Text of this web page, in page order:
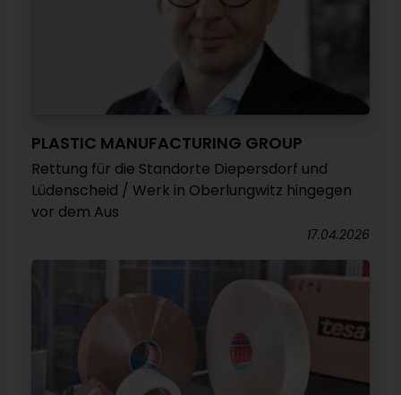
PLASTIC MANUFACTURING GROUP
Rettung für die Standorte Diepersdorf und
Lüdenscheid / Werk in Oberlungwitz hingegen
vor dem Aus
17.04.2026